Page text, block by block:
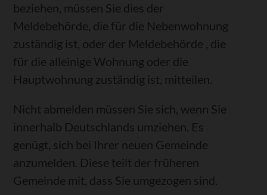
beziehen, müssen Sie dies der
Meldebehörde, die für die Nebenwohnung
zuständig ist, oder der Meldebehörde , die
für die alleinige Wohnung oder die
Hauptwohnung zuständig ist, mitteilen.
Nicht abmelden müssen Sie sich, wenn Sie
innerhalb Deutschlands umziehen. Es
genügt, sich bei Ihrer neuen Gemeinde
anzumelden. Diese teilt der früheren
Gemeinde mit, dass Sie umgezogen sind.